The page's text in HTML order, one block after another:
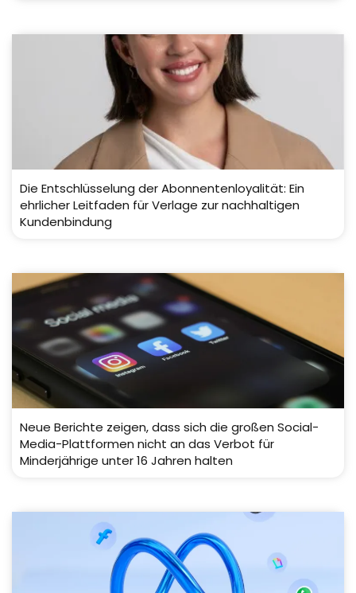
Die Entschlüsselung der Abonnentenloyalität: Ein
ehrlicher Leitfaden für Verlage zur nachhaltigen
Kundenbindung
Neue Berichte zeigen, dass sich die großen Social-
Media-Plattformen nicht an das Verbot für
Minderjährige unter 16 Jahren halten